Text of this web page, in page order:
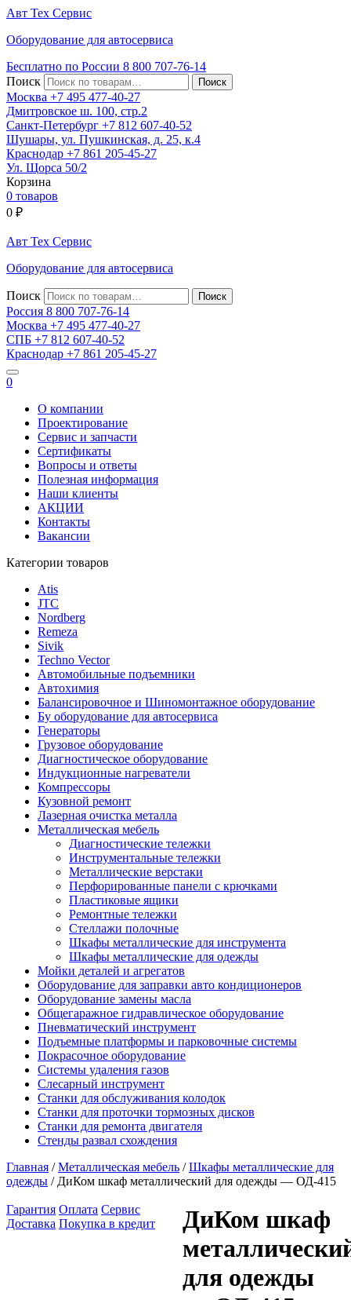
Авт Тех Сервис
Оборудование для автосервиса
Бесплатно по России 8 800 707-76-14
Поиск
Москва +7 495 477-40-27
Дмитровское ш. 100, стр.2
Санкт-Петербург +7 812 607-40-52
Шушары, ул. Пушкинская, д. 25, к.4
Краснодар +7 861 205-45-27
Ул. Щорса 50/2
Корзина
0 товаров
0 ₽
Авт Тех Сервис
Оборудование для автосервиса
Поиск
Россия 8 800 707-76-14
Москва +7 495 477-40-27
СПБ +7 812 607-40-52
Краснодар +7 861 205-45-27
0
О компании
Проектирование
Сервис и запчасти
Сертификаты
Вопросы и ответы
Полезная информация
Наши клиенты
АКЦИИ
Контакты
Вакансии
Категории товаров
Atis
JTC
Nordberg
Remeza
Sivik
Techno Vector
Автомобильные подъемники
Автохимия
Балансировочное и Шиномонтажное оборудование
Бу оборудование для автосервиса
Генераторы
Грузовое оборудование
Диагностическое оборудование
Индукционные нагреватели
Компрессоры
Кузовной ремонт
Лазерная очистка металла
Металлическая мебель
Диагностические тележки
Инструментальные тележки
Металлические верстаки
Перфорированные панели с крючками
Пластиковые ящики
Ремонтные тележки
Стеллажи полочные
Шкафы металлические для инструмента
Шкафы металлические для одежды
Мойки деталей и агрегатов
Оборудование для заправки авто кондиционеров
Оборудование замены масла
Общегаражное гидравлическое оборудование
Пневматический инструмент
Подъемные платформы и парковочные системы
Покрасочное оборудование
Системы удаления газов
Слесарный инструмент
Станки для обслуживания колодок
Станки для проточки тормозных дисков
Станки для ремонта двигателя
Стенды развал схождения
Главная /Металлическая мебель /Шкафы металлические для
одежды / ДиКом шкаф металлический для одежды — ОД-415
Гарантия Оплата Сервис
Доставка Покупка в кредит
ДиКом шкаф
для одежды